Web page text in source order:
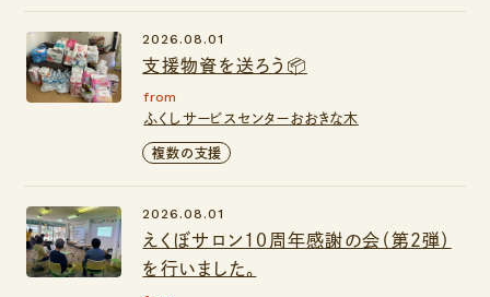
支援物資を送ろう📦
2026.08.01
from
ふくしサービスセンターおおきな木
複数の支援
えくぼサロン１０周年感謝の会（第２弾）
を行いました。
2026.08.01